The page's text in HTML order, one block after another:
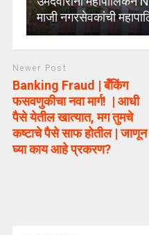
माजी नगरसेवकांची
Newer Post
Banking Fraud | बँकिंग
फसवणुकीचा नवा मार्ग! | आधी
पैसे येतील खात्यात, मग तुमचे
कष्टाचे पैसे साफ होतील | जाणून
घ्या काय आहे प्रकरण?